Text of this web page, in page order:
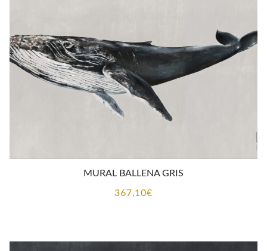
MURAL BALLENA GRIS
367,10€